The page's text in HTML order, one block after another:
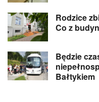
Rodzice
Co z
Będzie
Bałtykiem